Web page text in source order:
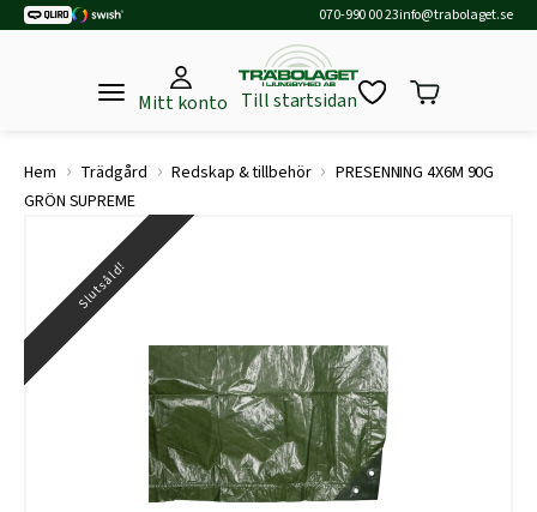
070-990 00 23info@trabolaget.se
Mitt konto Till startsidan
Hem › Trädgård › Redskap & tillbehör › PRESENNING 4X6M 90G
GRÖN SUPREME
Slutsåld!